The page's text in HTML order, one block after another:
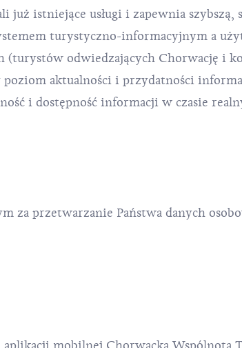
istniejące usługi i zapewnia szybszą,
turystyczno-informacyjnym a
(turystów odwiedzających Chorwację i
aktualności i przydatności
i dostępność informacji w czasie
za przetwarzanie Państwa danych